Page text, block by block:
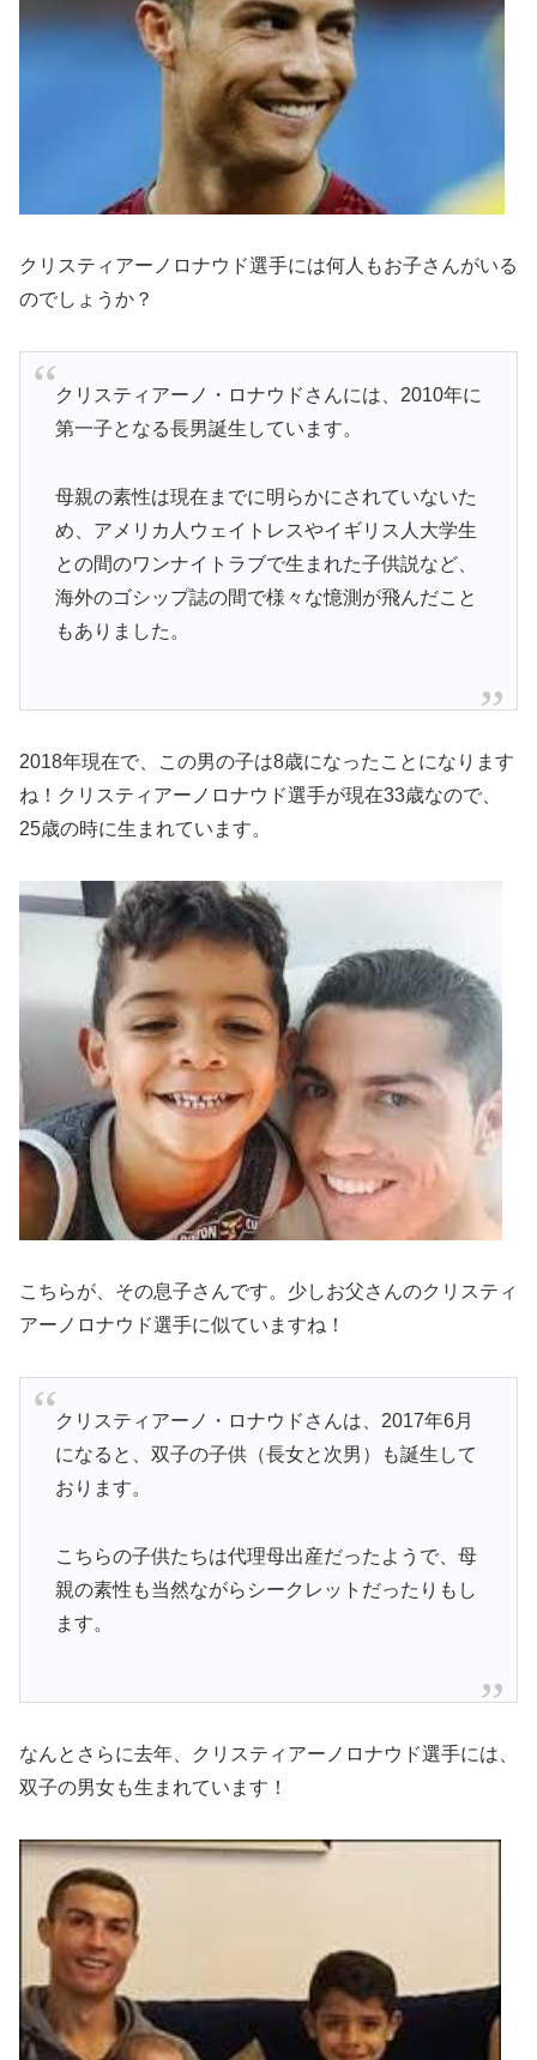
クリスティアーノロナウド選手には何人もお子さんがいる
のでしょうか？
クリスティアーノ・ロナウドさんには、2010年に
第一子となる長男誕生しています。
母親の素性は現在までに明らかにされていないた
め、アメリカ人ウェイトレスやイギリス人大学生
との間のワンナイトラブで生まれた子供説など、
海外のゴシップ誌の間で様々な憶測が飛んだこと
もありました。
2018年現在で、この男の子は8歳になったことになります
ね！クリスティアーノロナウド選手が現在33歳なので、
25歳の時に生まれています。
こちらが、その息子さんです。少しお父さんのクリスティ
アーノロナウド選手に似ていますね！
クリスティアーノ・ロナウドさんは、2017年6月
になると、双子の子供（長女と次男）も誕生して
おります。
こちらの子供たちは代理母出産だったようで、母
親の素性も当然ながらシークレットだったりもし
ます。
なんとさらに去年、クリスティアーノロナウド選手には、
双子の男女も生まれています！